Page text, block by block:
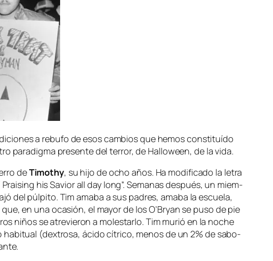
a re­bu­fo de esos cam­bios que he­mos cons­ti­tuí­do
pa­ra­dig­ma pre­sen­te del te­rror, de Halloween, de la vi­da.
deTimothy, su hi­jo de ocho años. Ha mo­di­fi­ca­do la le­tra
his Savior all day long”. Semanas des­pués, un miem­
del púl­pi­to. Tim ama­ba a sus pa­dres, ama­ba la es­cue­la,
en una oca­sión, el ma­yor de los O’Bryan se pu­so de pie
ni­ños se atre­vie­ron a mo­les­tar­lo. Tim mu­rió en la no­che
(dex­tro­sa, áci­do cí­tri­co, me­nos de un 2% de sa­bo­